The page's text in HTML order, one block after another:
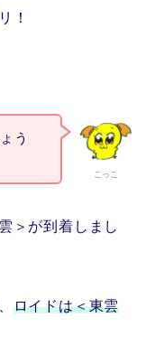
！
こっこ
う
＞が到着しまし
ロイドは＜東雲